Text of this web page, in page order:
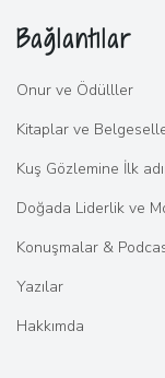
Bağlantılar
Onur ve Ödülller
Kitaplar ve
Kuş Gözlemine İlk
Doğada Liderlik ve
Konuşmalar &
Yazılar
Hakkımda